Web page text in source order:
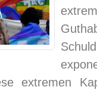
extremen